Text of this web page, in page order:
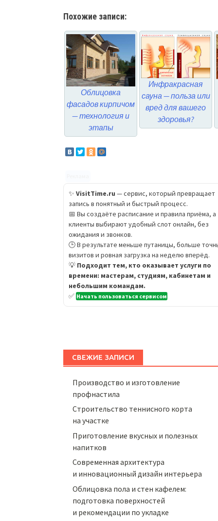
Похожие записи:
Облицовка
фасадов кирпичом
— технология и
этапы
Инфракрасная
сауна — польза или
вред для вашего
здоровья?
✨ VisitTime.ru — сервис, который превращает
запись в понятный и быстрый процесс.
📅 Вы создаёте расписание и правила приёма, а
клиенты выбирают удобный слот онлайн, без
ожидания и звонков.
🕒 В результате меньше путаницы, больше
визитов и ровная загрузка на неделю вперёд.
💡 Подходит тем, кто оказывает услуги по
времени: мастерам, студиям, кабинетам и
небольшим командам.
✅ Начать пользоваться сервисом
СВЕЖИЕ ЗАПИСИ
Производство и изготовление
профнастила
Строительство теннисного корта
на участке
Приготовление вкусных и полезных
напитков
Cовременная архитектура
и инновационный дизайн интерьера
Облицовка пола и стен кафелем:
подготовка поверхностей
и рекомендации по укладке